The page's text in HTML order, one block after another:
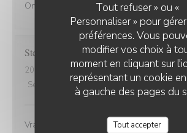
Tout refuser » ou «
Personnaliser » pour
préférences. Vous
modifier vos choix à
moment en cliquant sur
représentant un cookie
à gauche des pages du
Tout accepter
On reviendra....
Stefano
2025-08-30
- 12:00 - Couverts 6
Service
/5 Ambiance: 5 /5 Cuisine: 5/5
Vrai Estaminet du Nord, nourriture